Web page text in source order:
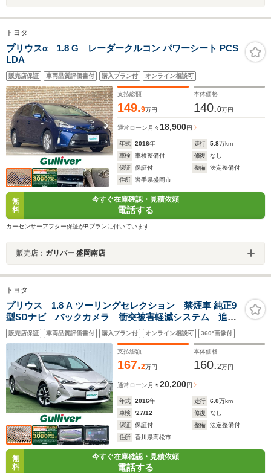
トヨタ
プリウスα 1.8 G レーダークルコン パワーシート PCS
LDA
販売店保証 車両品質評価書付 購入プラン付 オンライン相談可
支払総額
149.9万円
本体価格
140.0万円
通常ローン 月々18,900円
年式 2016年 走行 5.8万km
車検
車検整備付 修復
なし
保証
保証付 整備
法定整備付
住所
岩手県盛岡市
無
料
今すぐ在庫確認・見積依頼
電話する
カーセンサーアフター保証がBプランに付いています
販売店： ガリバー 盛岡南店
トヨタ
プリウス 1.8 A ツーリングセレクション 禁煙車 純正9
型SDナビ バックカメラ 衝突被害軽減システム 追従
式クルーズコントロール HUD BSM 運転支援 横滑
り防止装置 合皮シート シートヒーター 純正17イン
チアルミホイール ドラレコ
販売店保証 車両品質評価書付 購入プラン付 オンライン相談可 360°画像付
支払総額
167.2万円
本体価格
160.2万円
通常ローン 月々20,200円
年式 2016年 走行 6.0万km
車検
'27/12 修復
なし
保証
保証付 整備
法定整備付
住所
香川県高松市
無
料
今すぐ在庫確認・見積依頼
電話する